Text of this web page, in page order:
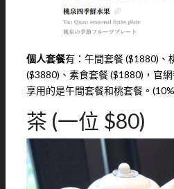
個人套餐有：午間套餐 ($1880)、
($3880)、素食套餐 ($1880)，官
享用的是午間套餐和桃套餐。
茶 (一位 $80)